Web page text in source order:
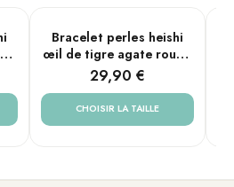
Homme
mer, piscine)
naturellement à tous les
PLUSIEURS TAILLES
Bracelet perles heishi
œil de tigre agate rouge
et turquoise
29,90 €
CHOISIR LA TAILLE